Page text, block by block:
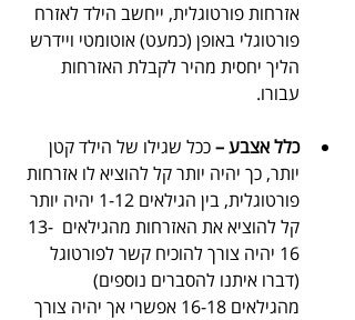
אזרחות פורטוגלית, ייחשב הילד לאזרח
פורטוגלי באופן (כמעט) אוטומטי ויידרש
הליך יחסית מהיר לקבלת האזרחות
עבורו.
כלל אצבע – ככל שגילו של הילד קטן
יותר, כך יהיה יותר קל להוציא לו אזרחות
פורטוגלית, בין הגילאים 1-12 יהיה יותר
קל להוציא את האזרחות מהגילאים  13-
16 יהיה צורך להוכיח קשר לפורטוגל
(דברו איתנו להסברים נוספים)
מהגילאים 16-18 אפשרי אך יהיה צורך